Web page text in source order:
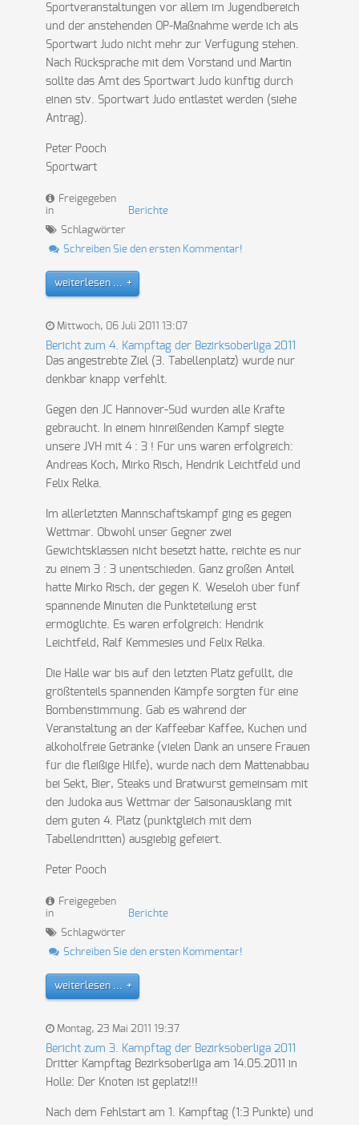
Sportveranstaltungen vor allem im Jugendbereich
und der anstehenden OP-Maßnahme werde ich als
Sportwart Judo nicht mehr zur Verfügung stehen.
Nach Rücksprache mit dem Vorstand und Martin
sollte das Amt des Sportwart Judo künftig durch
einen stv. Sportwart Judo entlastet werden (siehe
Antrag).
Peter Pooch
Sportwart
Freigegeben
in
Berichte
Schlagwörter
Schreiben Sie den ersten Kommentar!
weiterlesen ...
Mittwoch, 06 Juli 2011 13:07
Bericht zum 4. Kampftag der Bezirksoberliga 2011
Das angestrebte Ziel (3. Tabellenplatz) wurde nur
denkbar knapp verfehlt.
Gegen den JC Hannover-Süd wurden alle Kräfte
gebraucht. In einem hinreißenden Kampf siegte
unsere JVH mit 4 : 3 ! Für uns waren erfolgreich:
Andreas Koch, Mirko Risch, Hendrik Leichtfeld und
Felix Relka.
Im allerletzten Mannschaftskampf ging es gegen
Wettmar. Obwohl unser Gegner zwei
Gewichtsklassen nicht besetzt hatte, reichte es nur
zu einem 3 : 3 unentschieden. Ganz großen Anteil
hatte Mirko Risch, der gegen K. Weseloh über fünf
spannende Minuten die Punkteteilung erst
ermöglichte. Es waren erfolgreich: Hendrik
Leichtfeld, Ralf Kemmesies und Felix Relka.
Die Halle war bis auf den letzten Platz gefüllt, die
größtenteils spannenden Kämpfe sorgten für eine
Bombenstimmung. Gab es während der
Veranstaltung an der Kaffeebar Kaffee, Kuchen und
alkoholfreie Getränke (vielen Dank an unsere Frauen
für die fleißige Hilfe), wurde nach dem Mattenabbau
bei Sekt, Bier, Steaks und Bratwurst gemeinsam mit
den Judoka aus Wettmar der Saisonausklang mit
dem guten 4. Platz (punktgleich mit dem
Tabellendritten) ausgiebig gefeiert.
Peter Pooch
Freigegeben
in
Berichte
Schlagwörter
Schreiben Sie den ersten Kommentar!
weiterlesen ...
Montag, 23 Mai 2011 19:37
Bericht zum 3. Kampftag der Bezirksoberliga 2011
Dritter Kampftag Bezirksoberliga am 14.05.2011 in
Holle: Der Knoten ist geplatz!!!
Nach dem Fehlstart am 1. Kampftag (1:3 Punkte) und